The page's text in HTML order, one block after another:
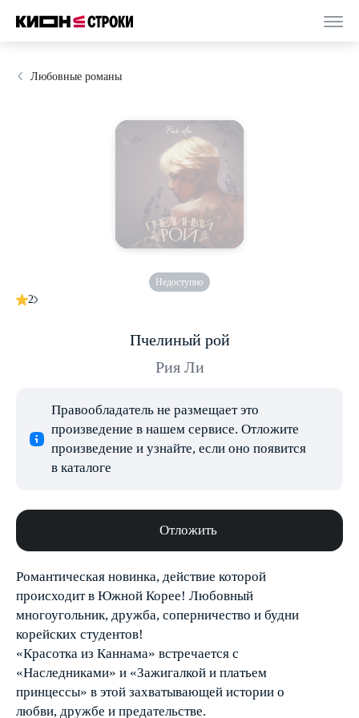
Любовные романы
Недоступно
2
Пчелиный рой
Рия Ли
Правообладатель не размещает это
произведение в нашем сервисе. Отложите
произведение и узнайте, если оно появится
в каталоге
Отложить
Романтическая новинка, действие которой
происходит в Южной Корее! Любовный
многоугольник, дружба, соперничество и будни
корейских студентов!
«Красотка из Каннама» встречается с
«Наследниками» и «Зажигалкой и платьем
принцессы» в этой захватывающей истории о
любви, дружбе и предательстве.